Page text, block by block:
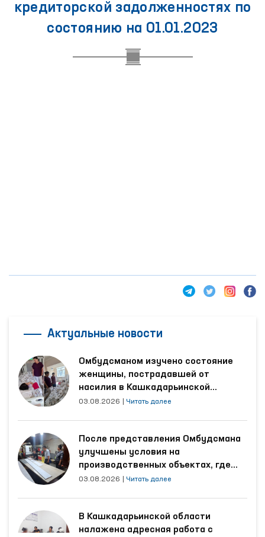
кредиторской задолженностях по
состоянию на 01.01.2023
Актуальные новости
Омбудсманом изучено состояние
женщины, пострадавшей от
насилия в Кашкадарьинской
области
03.08.2026 Читать далее
После представления Омбудсмана
улучшены условия на
производственных объектах, где
трудятся осуждённые
03.08.2026 Читать далее
В Кашкадарьинской области
налажена адресная работа с